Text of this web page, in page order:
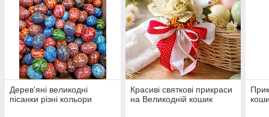
Дерев'яні великодні
пісанки різні кольори
Красиві святкові прикраси
на Великодній кошик